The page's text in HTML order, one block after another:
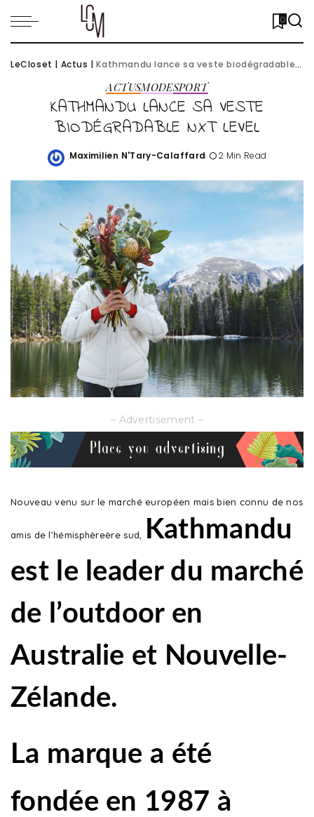
0
LeCloset | Actus |Kathmandu lance sa veste biodégradable NXT Level
ACTUSMODESPORT
KATHMANDU LANCE SA VESTE
BIODÉGRADABLE NXT LEVEL
Posted
Maximilien N'Tary-Calaffard 2 Min Read
– Advertisement –
Nouveau venu sur le marché européen mais bien connu de nos
amis de l’hémisphèreère sud,
Kathmandu
est le leader du marché
de l’outdoor en
Australie et Nouvelle-
Zélande.
La marque a été
fondée en 1987 à